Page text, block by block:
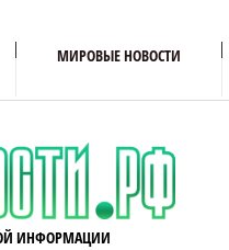
МИРОВЫЕ НОВОСТИ
ИНФОРМАЦИИ